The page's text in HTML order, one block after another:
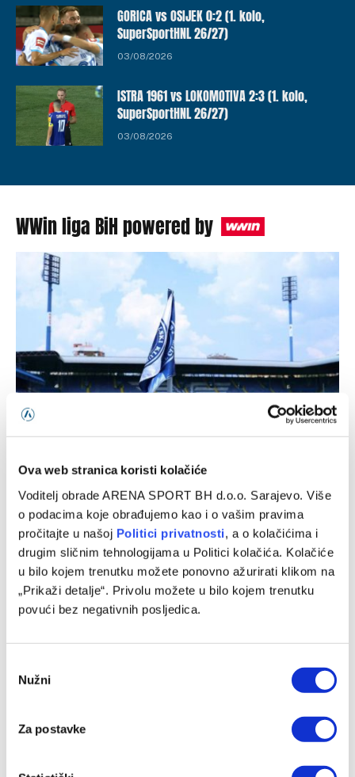
Ova web stranica koristi kolačiće
Voditelj obrade ARENA SPORT BH d.o.o. Sarajevo. Više
o podacima koje obrađujemo kao i o vašim pravima
pročitajte u našoj Politici privatnosti, a o kolačićima i
drugim sličnim tehnologijama u Politici kolačića. Kolačiće
u bilo kojem trenutku možete ponovno ažurirati klikom na
„Prikaži detalje“. Privolu možete u bilo kojem trenutku
povući bez negativnih posljedica.
Selection
Nužni
Za postavke
GORICA vs OSIJEK 0:2 (1. kolo,
SuperSportHNL 26/27)
03/08/2026
ISTRA 1961 vs LOKOMOTIVA 2:3 (1. kolo,
SuperSportHNL 26/27)
03/08/2026
WWin liga BiH powered by
meč na Grbavici
Ognjenović: Široki Brijeg je protivnik za
respekt, nemamo pravo da ih potcijenimo
07/08/2026
Prethodne sezone postigao 27 pogodaka,
sada potpisao za Posušje
Poznato koliko je gledalaca pratilo meč